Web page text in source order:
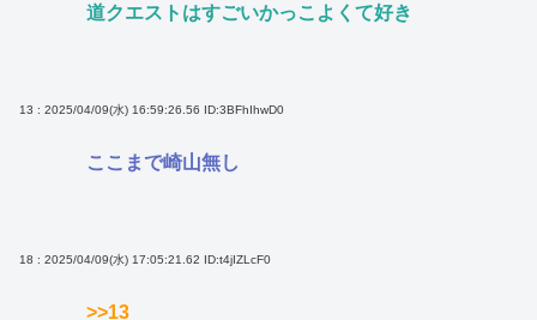
道クエストはすごいかっこよくて好き
13 : 2025/04/09(水) 16:59:26.56 ID:3BFhIhwD0
ここまで崎山無し
18 : 2025/04/09(水) 17:05:21.62 ID:t4jIZLcF0
>>13